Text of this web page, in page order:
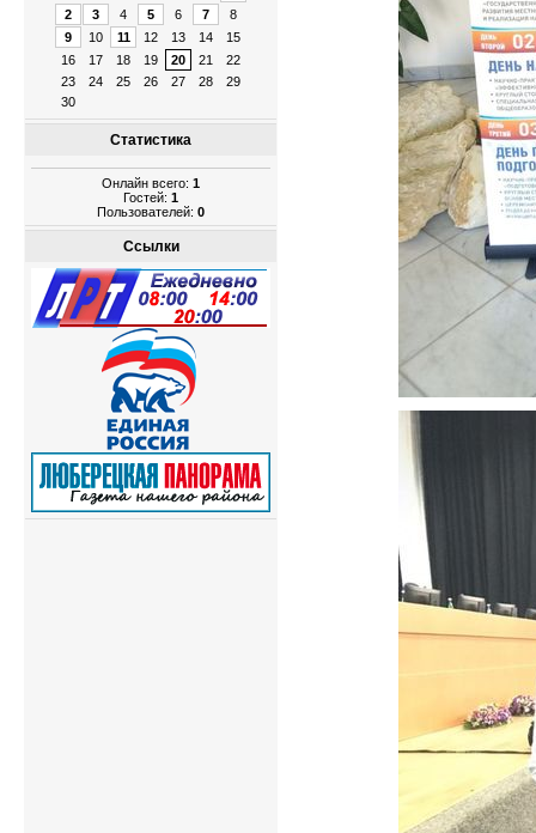
2
3 4 5 6 7
8
9
10 11 12 13 14
15
16
17 18 19 20 21
22
23
24 25 26 27 28
29
30
Статистика
Онлайн всего: 1
Гостей: 1
Пользователей: 0
Ссылки